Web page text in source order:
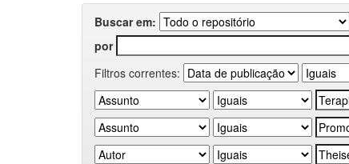
Buscar em:
por
Filtros correntes: